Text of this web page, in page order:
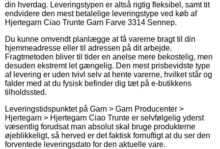
din hverdag. Leveringstypen er altså rigtig fleksibel, samt tit
endvidere den mest betalelige leveringstype ved køb af
Hjertegarn Ciao Trunte Garn Farve 3314 Sennep.
Du kunne omvendt planlægge at få varerne bragt til din
hjemmeadresse eller til adressen på dit arbejde.
Fragtmetoden bliver til tider en anelse mere bekostelig, men
desuden ekstremt let gængelig. Den mest prisbevidste type
af levering er uden tvivl selv at hente varerne, hvilket står og
falder med at du fysisk befinder dig tæt på e-butikkens
tilholdssted.
Leveringstidspunktet på Garn > Garn Producenter >
Hjertegarn > Hjertegarn Ciao Trunte er selvfølgelig yderst
væsentlig forudsat man absolut skal bruge produkterne
øjeblikkeligt, så herved er det faktisk fornuftigt at du ser den
forventede leveringsdato for den aktuelle vare.